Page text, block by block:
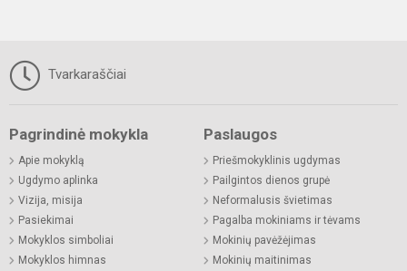
Tvarkaraščiai
Pagrindinė mokykla
Apie mokyklą
Ugdymo aplinka
Vizija, misija
Pasiekimai
Mokyklos simboliai
Mokyklos himnas
Paslaugos
Priešmokyklinis ugdymas
Pailgintos dienos grupė
Neformalusis švietimas
Pagalba mokiniams ir tėvams
Mokinių pavėžėjimas
Mokinių maitinimas